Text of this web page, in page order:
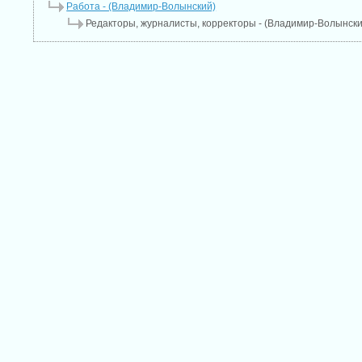
Работа - (Владимир-Волынский)
Редакторы, журналисты, корректоры - (Владимир-